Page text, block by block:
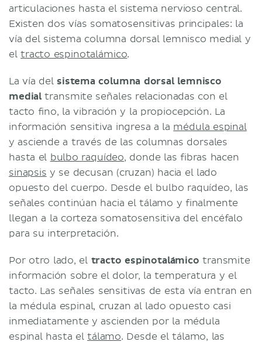
articulaciones hasta el sistema nervioso central.
Existen dos vías somatosensitivas principales: la
vía del sistema columna dorsal lemnisco medial y
eltracto espinotalámico.
La vía del sistema columna dorsal lemnisco
medialtransmite señales relacionadas con el
tacto fino, la vibración y la propiocepción. La
información sensitiva ingresa a la médula espinal
y asciende a través de las columnas dorsales
hasta el bulbo raquídeo, donde las fibras hacen
sinapsis y se decusan (cruzan) hacia el lado
opuesto del cuerpo. Desde el bulbo raquídeo, las
señales continúan hacia el tálamo y finalmente
llegan a la corteza somatosensitiva del encéfalo
para su interpretación.
Por otro lado, el tracto espinotalámico transmite
información sobre el dolor, la temperatura y el
tacto. Las señales sensitivas de esta vía entran en
la médula espinal, cruzan al lado opuesto casi
inmediatamente y ascienden por la médula
espinal hasta eltálamo. Desde el tálamo, las